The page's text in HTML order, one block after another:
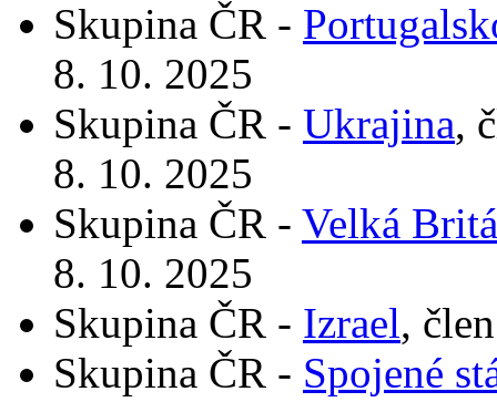
Skupina ČR -
8. 10. 2025
Skupina ČR - Ukrajina,
8. 10. 2025
Skupina ČR - Velká
8. 10. 2025
Skupina ČR - Izrael,
Skupina ČR - Spojené